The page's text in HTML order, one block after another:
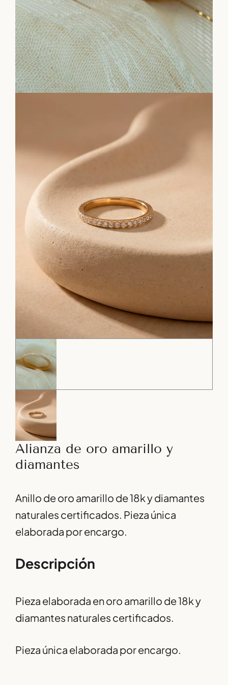
Alianza de oro amarillo y
diamantes
Anillo de oro amarillo de 18k y diamantes
naturales certificados. Pieza única
elaborada por encargo.
Descripción
Pieza elaborada en oro amarillo de 18k y
diamantes naturales certificados.
Pieza única elaborada por encargo.